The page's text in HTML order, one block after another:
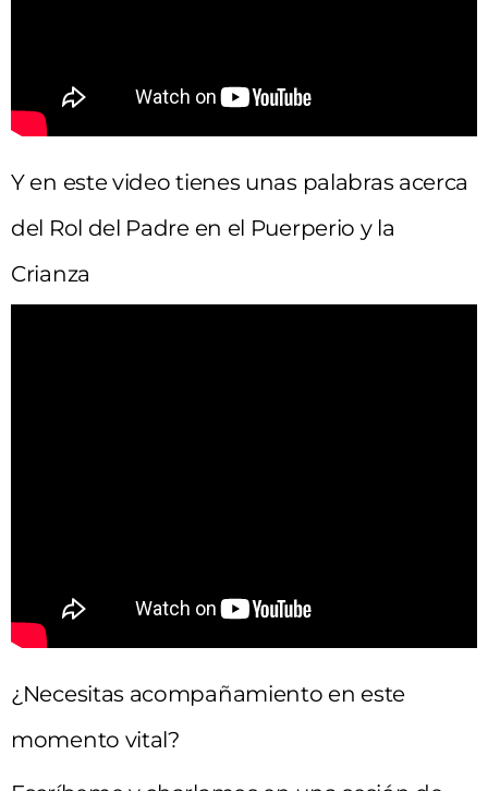
Y en este video tienes unas palabras acerca
del Rol del Padre en el Puerperio y la
Crianza
¿Necesitas acompañamiento en este
momento vital?